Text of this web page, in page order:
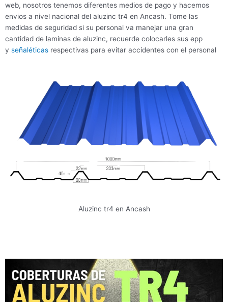
web, nosotros tenemos diferentes medios de pago y hacemos
envios a nivel nacional del aluzinc tr4 en Ancash. Tome las
medidas de seguridad si su personal va manejar una gran
cantidad de laminas de aluzinc, recuerde colocarles sus epp
y señaléticas respectivas para evitar accidentes con el personal
Aluzinc tr4 en Ancash